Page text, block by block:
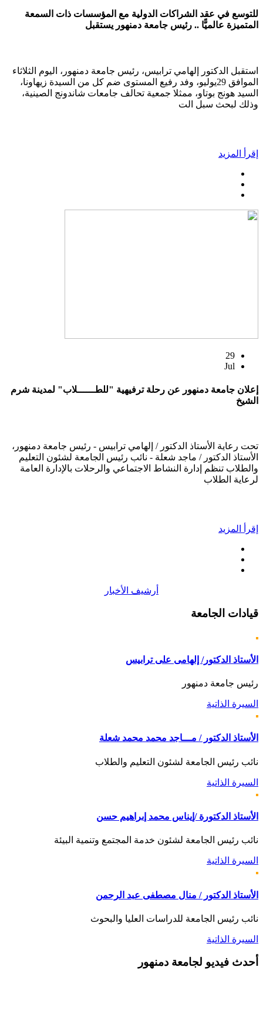
للتوسع في عقد الشراكات الدولية مع المؤسسات ذات السمعة
المتميزة عالميًّا .. رئيس جامعة دمنهور يستقبل
استقبل الدكتور إلهامي ترابيس، رئيس جامعة دمنهور، اليوم الثلاثاء
الموافق 29يوليو، وفد رفيع المستوى ضم كل من السيدة زيهاونا،
السيد هونج بوتاو، ممثلا جمعية تحالف جامعات شاندونج الصينية،
وذلك لبحث سبل الت
إقرأ المزيد
29
Jul
إعلان جامعة دمنهور عن رحلة ترفيهية "للطــــــلاب" لمدينة شرم
الشيخ
تحت رعاية الأستاذ الدكتور / إلهامي ترابيس - رئيس جامعة دمنهور،
الأستاذ الدكتور / ماجد شعلة - نائب رئيس الجامعة لشئون التعليم
والطلاب تنظم إدارة النشاط الاجتماعي والرحلات بالإدارة العامة
لرعاية الطلاب
إقرأ المزيد
أرشيف الأخبار
قيادات الجامعة
الأستاذ الدكتور/ إلهامى على ترابيس
رئيس جامعة دمنهور
السيرة الذاتية
الأستاذ الدكتور / مـــاجد محمد محمد شعلة
نائب رئيس الجامعة لشئون التعليم والطلاب
السيرة الذاتية
الأستاذ الدكتورة /إيناس محمد إبراهيم حسن
نائب رئيس الجامعة لشئون خدمة المجتمع وتنمية البيئة
السيرة الذاتية
الأستاذ الدكتور / منال مصطفى عبد الرحمن
نائب رئيس الجامعة للدراسات العليا والبحوث
السيرة الذاتية
أحدث فيديو لجامعة دمنهور